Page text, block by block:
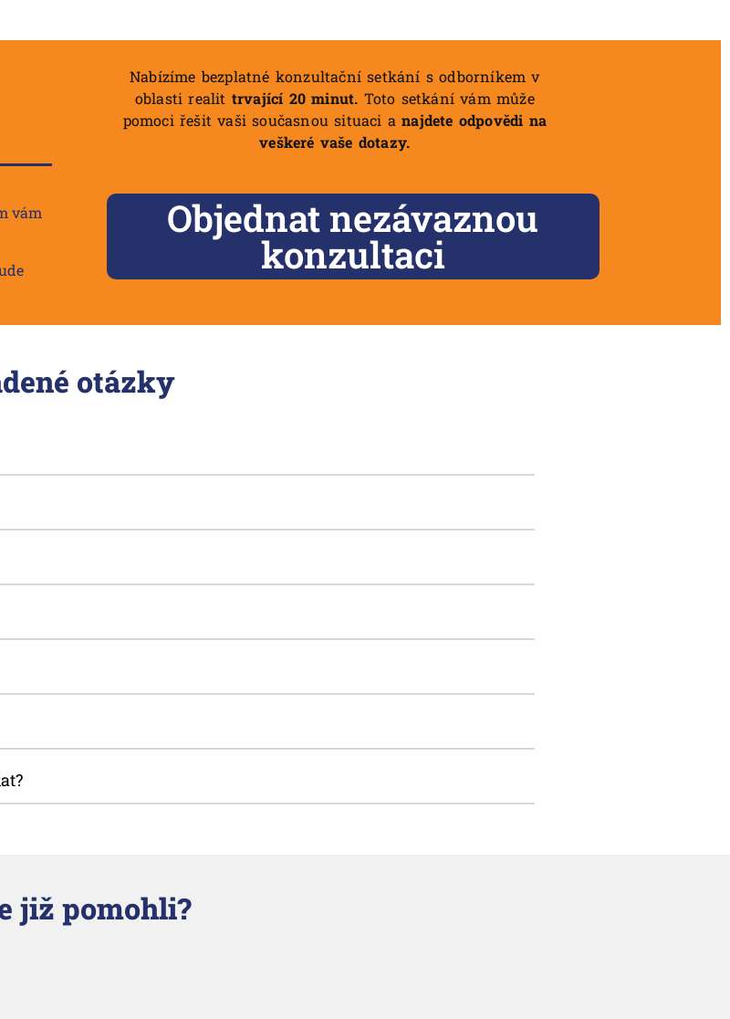
vám
Nabízíme bezplatné konzultační setkání s odborníkem v
oblasti realit trvající 20 minut. Toto setkání vám může
pomoci řešit vaši současnou situaci anajdete odpovědi na
veškeré vaše dotazy.
Objednat nezávaznou
konzultaci
otázky
již pomohli?